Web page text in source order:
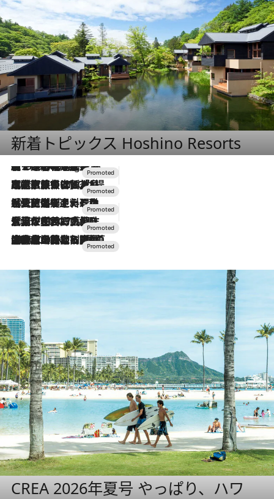
新着トピックス Hoshino Resorts
11 Hours Ago
【トンボの足水浴】ヒノキの香りに包まれて涼感マックス！約13℃の湧水かけ流しを避暑地「星野温泉 トンボの湯」で体験
2026.7.31
【ホテル帰省】という選択肢をOMOが提案。家族とほどよい距離を保つには「昼は実家、夜は気兼ねなくホテルで！」
2026.7.24
【夏限定ディナーコース】旬を迎える稚鮎や花ズッキーニなどをイタリア・トスカーナの郷土料理の手法で満喫！
2026.7.17
「土佐和ハーブかき氷」がOMO7高知に登場！生姜、山椒、大葉など目にも舌にも涼を呼ぶ郷土の味
2026.7.10
NEW OPEN！【界 草津】名湯の地に誕生。趣の異なる2種の温泉と上州ならではの会席・蕎麦割烹など美食を味わう究極の癒やし旅
CREA 2026年夏号 やっぱり、ハワ